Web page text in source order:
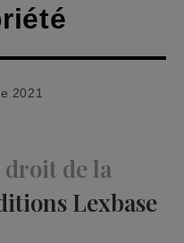
2021
droit de la
Lexbase